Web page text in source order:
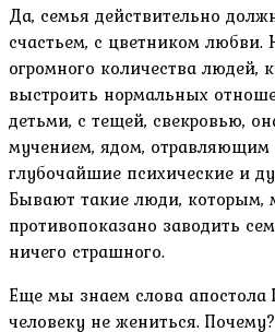
Да, семья действительно
счастьем, с цветником
огромного количества людей,
выстроить нормальных
детьми, с тещей, свекровью,
мучением, ядом,
глубочайшие психические и
Бывают такие люди, которым,
противопоказано заводить
ничего страшного.
Еще мы знаем слова апостола
человеку не жениться.